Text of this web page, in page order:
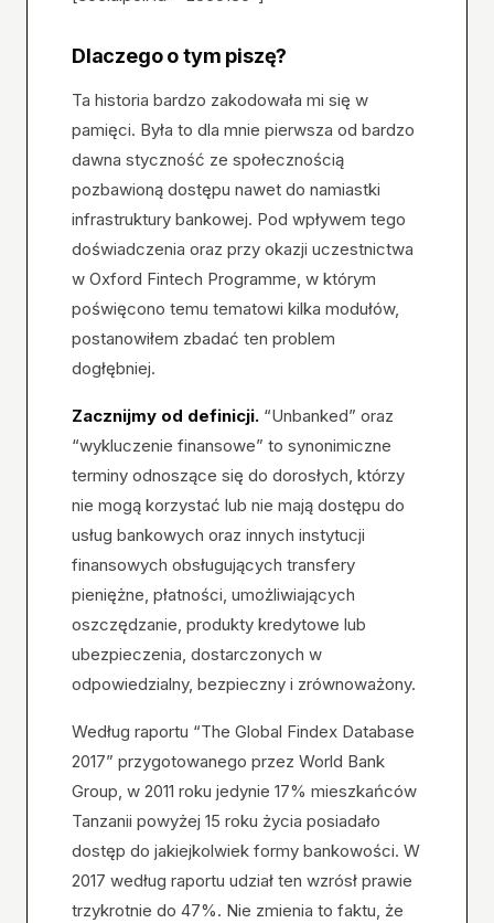
Dlaczego o tym piszę?
Ta historia bardzo zakodowała mi się w
pamięci. Była to dla mnie pierwsza od bardzo
dawna styczność ze społecznością
pozbawioną dostępu nawet do namiastki
infrastruktury bankowej. Pod wpływem tego
doświadczenia oraz przy okazji uczestnictwa
w Oxford Fintech Programme, w którym
poświęcono temu tematowi kilka modułów,
postanowiłem zbadać ten problem
dogłębniej.
Zacznijmy od definicji. “Unbanked” oraz
“wykluczenie finansowe” to synonimiczne
terminy odnoszące się do dorosłych, którzy
nie mogą korzystać lub nie mają dostępu do
usług bankowych oraz innych instytucji
finansowych obsługujących transfery
pieniężne, płatności, umożliwiających
oszczędzanie, produkty kredytowe lub
ubezpieczenia, dostarczonych w
odpowiedzialny, bezpieczny i zrównoważony.
Według raportu “The Global Findex Database
2017” przygotowanego przez World Bank
Group, w 2011 roku jedynie 17% mieszkańców
Tanzanii powyżej 15 roku życia posiadało
dostęp do jakiejkolwiek formy bankowości. W
2017 według raportu udział ten wzrósł prawie
trzykrotnie do 47%. Nie zmienia to faktu, że